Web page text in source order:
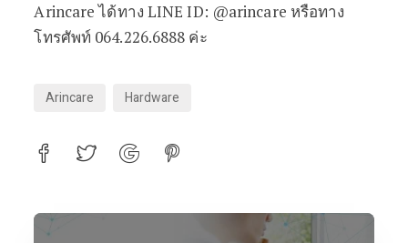
Arincare ได้ทาง LINE ID: @arincare หรือทาง
โทรศัพท์ 064.226.6888 ค่ะ
Arincare Hardware